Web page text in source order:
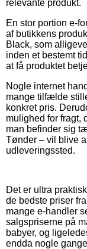
relevante produkt.
En stor portion e-
af butikkens
Black, som
inden et bestemt
at få produktet
Nogle internet
mange tilfælde
konkret pris.
mulighed for
man befinder sig
Tønder – vil blive
udleveringssted.
Det er ultra
de bedste priser
mange e-handler
salgspriserne på
babyer, og
endda nogle